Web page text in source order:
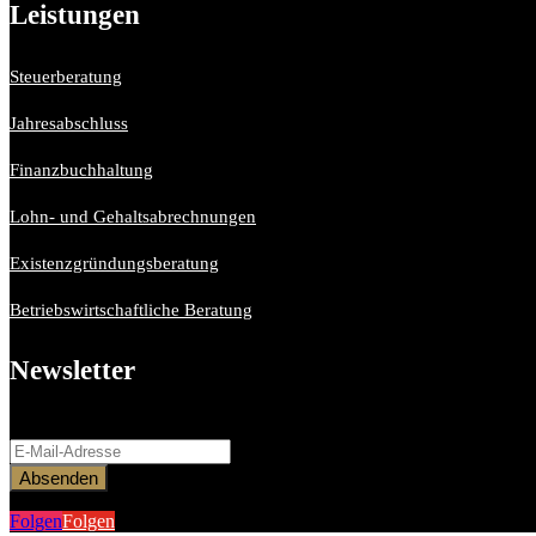
Leistungen
Steuerberatung
Jahresabschluss
Finanzbuchhaltung
Lohn- und Gehaltsabrechnungen
Existenzgründungsberatung
Betriebswirtschaftliche Beratung
Newsletter
Absenden
FolgenFolgen